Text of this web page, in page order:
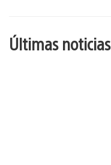
Últimas noticias